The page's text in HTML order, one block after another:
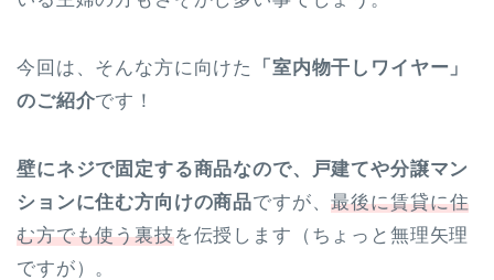
今回は、そんな方に向けた
「室内物干しワイヤー」
のご紹介です！
壁にネジで固定する商品なので、戸建てや分譲マン
ションに住む方向けの商品ですが、最後に賃貸に住
む方でも使う裏技を伝授します（ちょっと無理矢理
ですが）。